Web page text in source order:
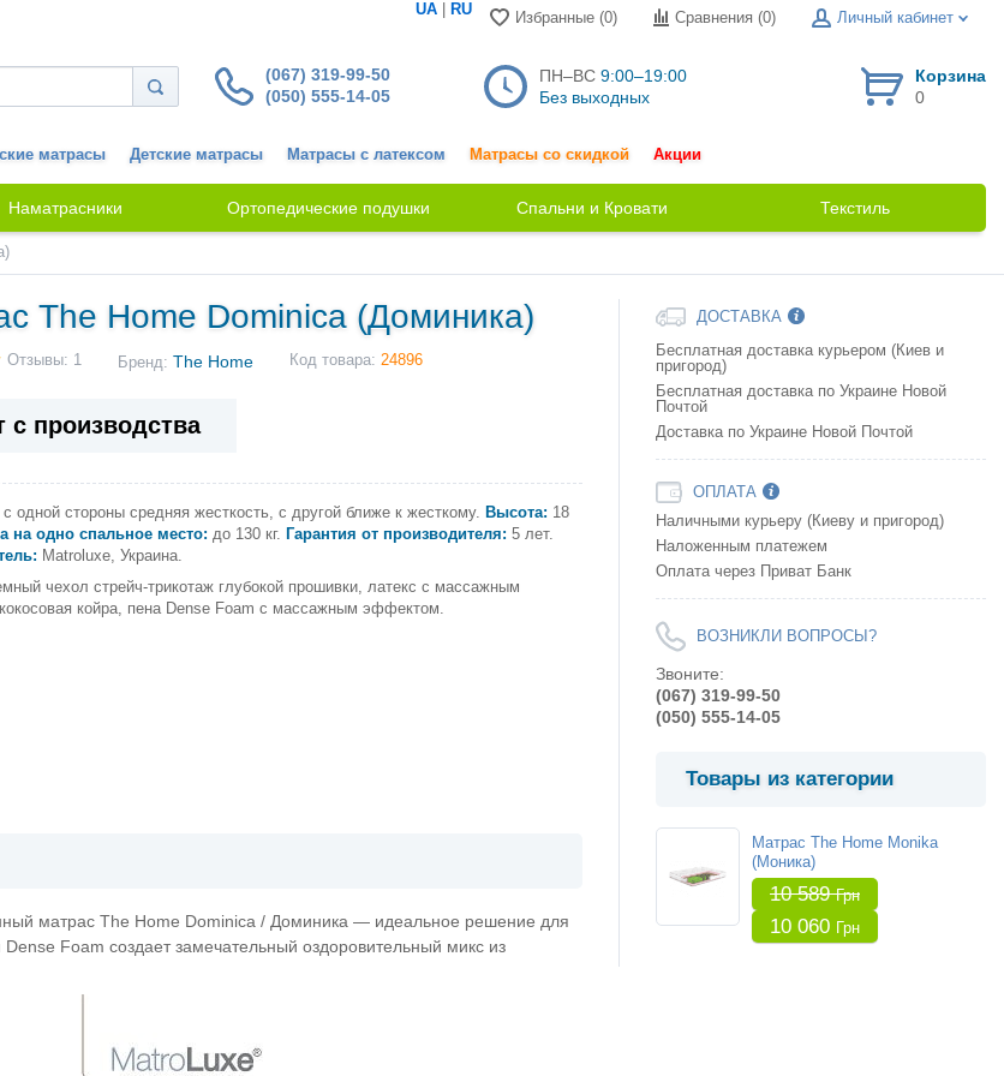
UA RU Избранные (0) Сравнения (0) Личный кабинет
(067) 319-99-50
(050) 555-14-05
ПН–ВС 9:00–19:00
Без выходных
Корзина
0
матрасы Детские матрасы Матрасы с латексом Матрасы со скидкой Акции
Наматрасники Ортопедические подушки Спальни и Кровати Текстиль
The Home Dominica (Доминика)
Отзывы: 1 Бренд: The Home Код товара: 24896
с производства
с одной стороны средняя жесткость, с другой ближе к жесткому. Высота: 18
на одно спальное место: до 130 кг. Гарантия от производителя: 5 лет.
Matroluxe, Украина.
чехол стрейч-трикотаж глубокой прошивки, латекс с массажным
койра, пена Dense Foam с массажным эффектом.
матрас The Home Dominica / Доминика — идеальное решение для
Foam создает замечательный оздоровительный микс из
ДОСТАВКА
Бесплатная доставка курьером (Киев и
пригород)
Бесплатная доставка по Украине Новой
Почтой
Доставка по Украине Новой Почтой
ОПЛАТА
Наличными курьеру (Киеву и пригород)
Наложенным платежем
Оплата через Приват Банк
ВОЗНИКЛИ ВОПРОСЫ?
Звоните:
(067) 319-99-50
(050) 555-14-05
Товары из категории
Матрас The Home Monika
(Моника)
10 589 Грн
10 060 Грн